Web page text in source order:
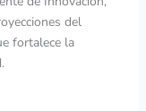
del
fortalece la